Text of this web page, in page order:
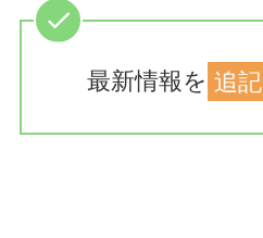
最新情報を 追記